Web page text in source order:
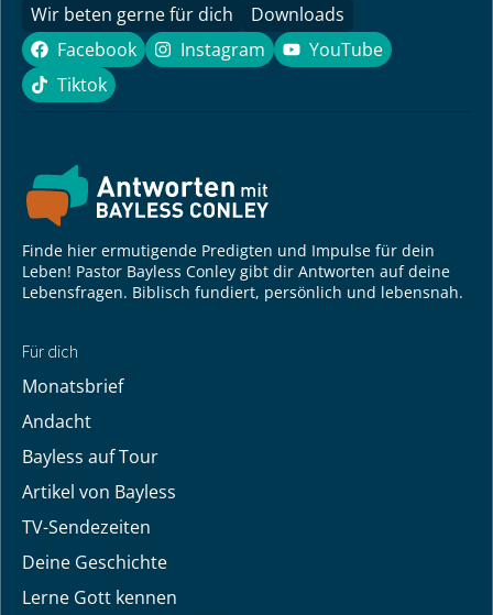
Wir beten gerne für dich
Downloads
Facebook
Facebook Instagram
Instagram YouTube
YouTube
Tiktok
Tiktok
Finde hier ermutigende Predigten und Impulse für dein
Leben! Pastor Bayless Conley gibt dir Antworten auf deine
Lebensfragen. Biblisch fundiert, persönlich und lebensnah.
Für dich
Monatsbrief
Andacht
Bayless auf Tour
Artikel von Bayless
TV-Sendezeiten
Deine Geschichte
Lerne Gott kennen